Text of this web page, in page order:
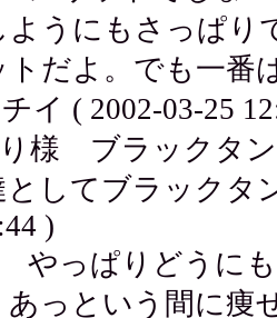
ようにもさっぱり
トだよ。でも一番
イ ( 2002-03-25
様 ブラックタ
としてブラックタ
)
やっぱりどうに
あっという間に痩